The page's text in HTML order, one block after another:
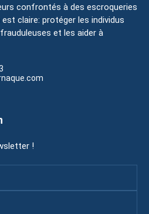
confrontés à des escroqueries
claire: protéger les individus
et les aider à
!